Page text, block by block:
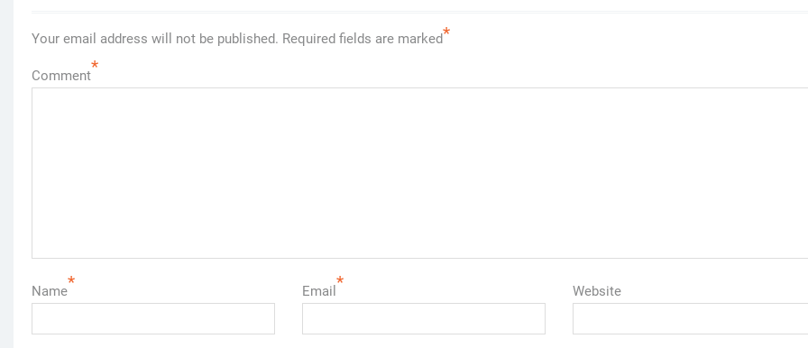
Your email address will not be published. Required fields are marked*
Comment*
Name* Email * Website